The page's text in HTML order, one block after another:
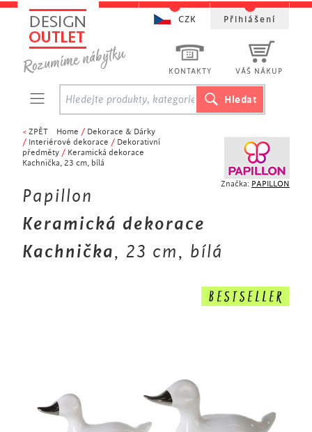
Značka: PAPILLON
< ZPĚT Home / Dekorace & Dárky
/ Interiérové dekorace / Dekorativní
předměty / Keramická dekorace
Kachnička, 23 cm, bílá
Papillon
Keramická dekorace
Kachnička, 23 cm, bílá
KONTAKTY VÁŠ NÁKUP
CZK Přihlášení